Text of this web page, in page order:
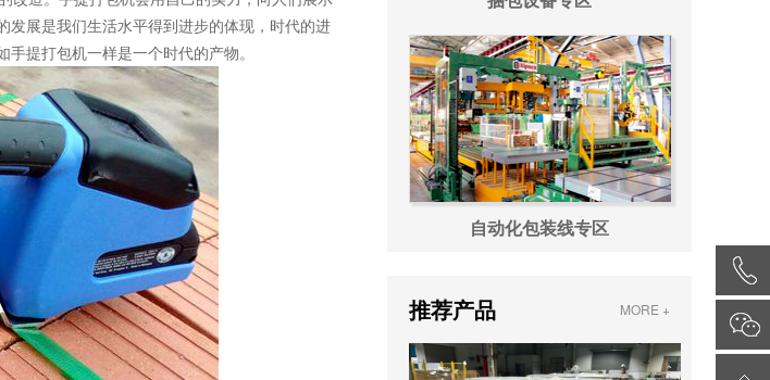
展是我们生活水平得到进步的体现，时代的进
提打包机一样是一个时代的产物。
自动化包装线专区
推荐产品 MORE +